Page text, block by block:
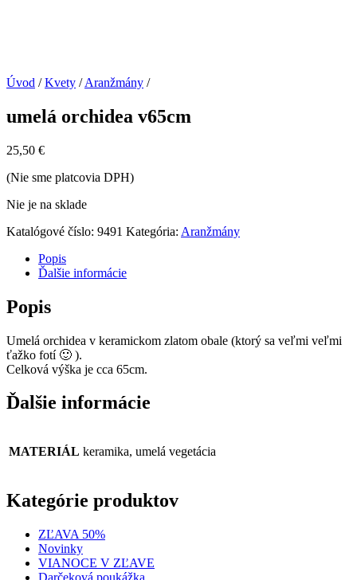
Úvod /Kvety /Aranžmány /
umelá orchidea v65cm
25,50 €
(Nie sme platcovia DPH)
Nie je na sklade
Katalógové číslo: 9491 Kategória: Aranžmány
Popis
Ďalšie informácie
Popis
Umelá orchidea v keramickom zlatom obale (ktorý sa veľmi veľmi
ťažko fotí 🙂 ).
Celková výška je cca 65cm.
Ďalšie informácie
MATERIÁL keramika, umelá vegetácia
Kategórie produktov
ZĽAVA 50%
Novinky
VIANOCE V ZĽAVE